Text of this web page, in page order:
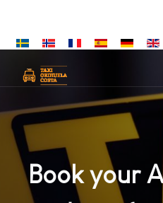
Seleccione su idioma
Book your